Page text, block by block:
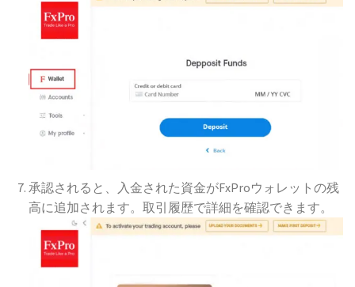
承認されると、入金された資金がFxProウォレットの残
高に追加されます。取引履歴で詳細を確認できます。